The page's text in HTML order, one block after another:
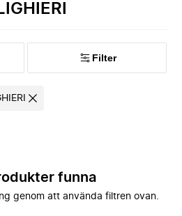
Filter
funna
genom att använda filtren ovan.